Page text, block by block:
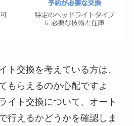
ト交換を考えている方は、
もらえるのか心配ですよ
イト交換について、オート
行えるかどうかを確認しま